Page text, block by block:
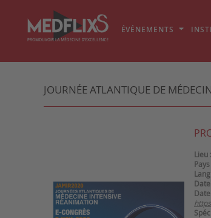
ÉVÉNEMENTS
JOURNÉE ATLANTIQUE DE
Lieu :